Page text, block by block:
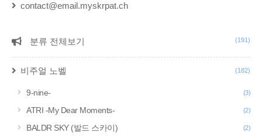
contact@email.myskrpat.ch
CATEGORY
분류 전체보기 (191)
비주얼 노벨 (182)
9-nine- (3)
ATRI -My Dear Moments- (2)
BALDR SKY (발드 스카이) (2)